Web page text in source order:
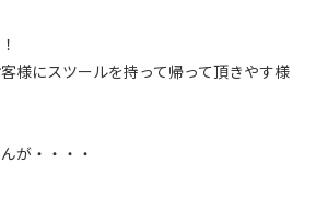
様にスツールを持って帰って頂きやす様
が・・・・